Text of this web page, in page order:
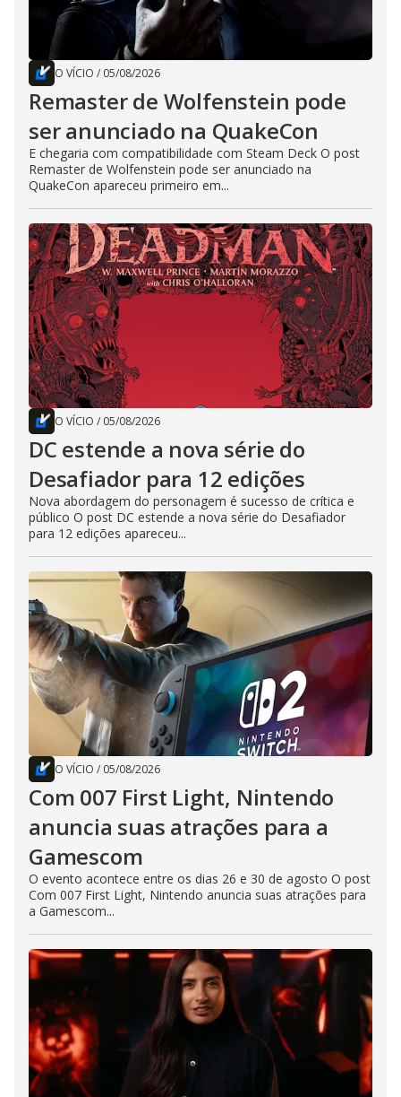
O VÍCIO / 05/08/2026
Remaster de Wolfenstein pode
ser anunciado na QuakeCon
E chegaria com compatibilidade com Steam Deck O post
Remaster de Wolfenstein pode ser anunciado na
QuakeCon apareceu primeiro em...
O VÍCIO / 05/08/2026
DC estende a nova série do
Desafiador para 12 edições
Nova abordagem do personagem é sucesso de crítica e
público O post DC estende a nova série do Desafiador
para 12 edições apareceu...
O VÍCIO / 05/08/2026
Com 007 First Light, Nintendo
anuncia suas atrações para a
Gamescom
O evento acontece entre os dias 26 e 30 de agosto O post
Com 007 First Light, Nintendo anuncia suas atrações para
a Gamescom...